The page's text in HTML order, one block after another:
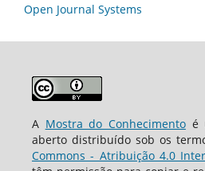
Open Journal Systems
A Mostra do Conhecimentoé
aberto distribuído sob os
Commons - Atribuição 4.0